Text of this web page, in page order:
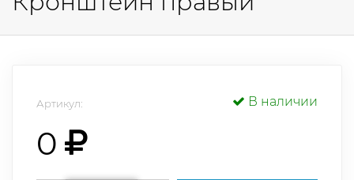
Артикул: В наличии
0